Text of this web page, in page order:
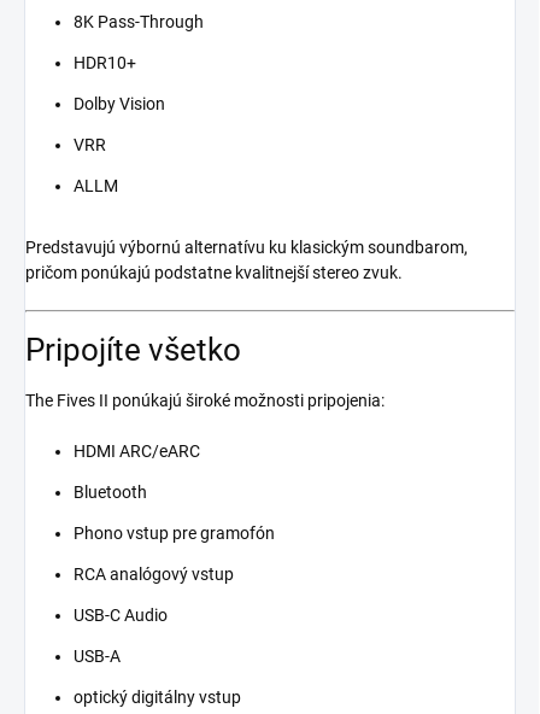
8K Pass-Through
HDR10+
Dolby Vision
VRR
ALLM
Predstavujú výbornú alternatívu ku klasickým soundbarom,
pričom ponúkajú podstatne kvalitnejší stereo zvuk.
Pripojíte všetko
The Fives II ponúkajú široké možnosti pripojenia:
HDMI ARC/eARC
Bluetooth
Phono vstup pre gramofón
RCA analógový vstup
USB-C Audio
USB-A
optický digitálny vstup